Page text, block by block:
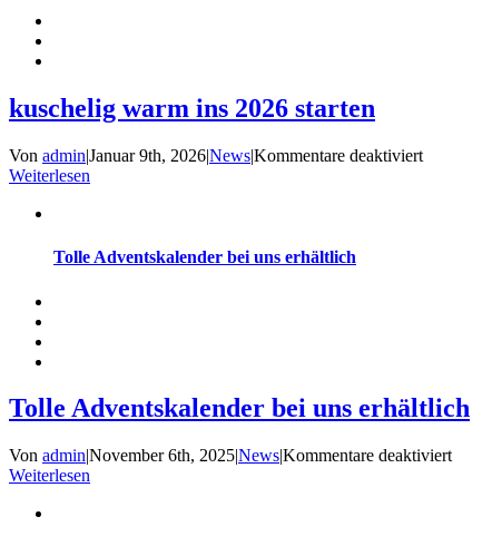
kuschelig warm ins 2026 starten
Von admin|Januar 9th, 2026|News|Kommentare deaktiviertfür
Weiterlesen
Tolle Adventskalender bei uns erhältlich
Tolle Adventskalender bei uns erhältlich
Von admin|November 6th, 2025|News|Kommentare deaktiviertfür
Weiterlesen